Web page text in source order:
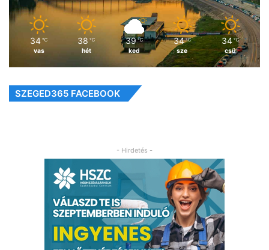
34 ℃
vas
38 ℃
hét
39 ℃
ked
34 ℃
sze
34 ℃
csü
SZEGED365 FACEBOOK
- Hirdetés -